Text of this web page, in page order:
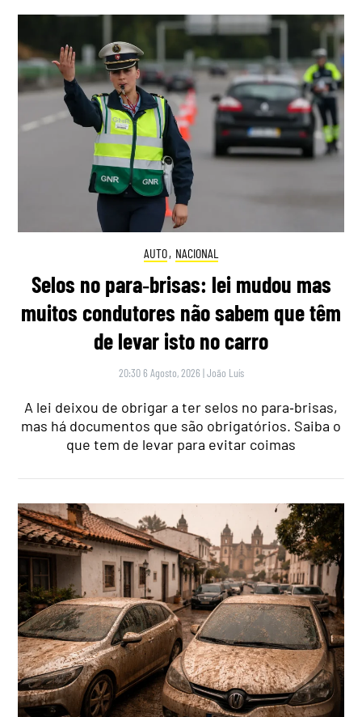
AUTO, NACIONAL
Selos no para‑brisas: lei mudou mas
muitos condutores não sabem que têm
de levar isto no carro
20:30 6 Agosto, 2026 |João Luís
A lei deixou de obrigar a ter selos no para‑brisas,
mas há documentos que são obrigatórios. Saiba o
que tem de levar para evitar coimas